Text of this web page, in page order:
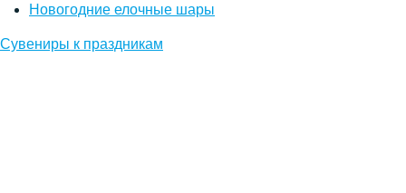
Новогодние елочные шары
Сувениры к праздникам